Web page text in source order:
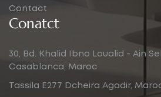
Contact
Conatct
30, Bd. Khalid Ibno Loualid - Ain
Casablanca, Maroc
Tassila E277 Dcheira Agadir,